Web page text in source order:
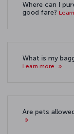
Where can I
good fare?
What is my
Learn more
Are pets